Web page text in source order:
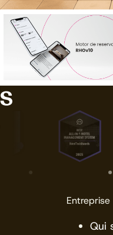
Entreprise
Qui